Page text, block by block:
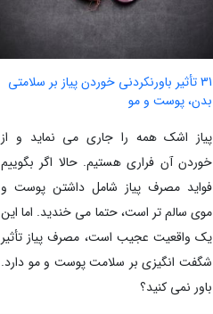
31 تأثیر باورنکردنی خوردن پیاز بر سلامتی
بدن، پوست و مو
پیاز اشک همه را جاری می نماید و از
خوردن آن فراری هستیم. حالا اگر بگوییم
فواید مصرف پیاز شامل داشتن پوست و
موی سالم تر است، حتما می خندید. اما این
یک واقعیت عجیب است، مصرف پیاز تأثیر
شگفت انگیزی بر سلامت پوست و مو دارد.
باور نمی کنید؟